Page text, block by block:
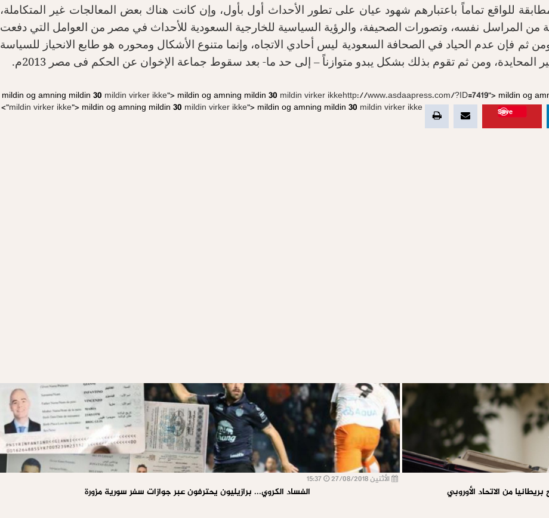
للواقع تماماً باعتبارهم شهود عيان على تطور الأحداث أول بأول، وإن كانت هناك بعض المعالجات غير المتكاملة،
من المراسل نفسه، وتصورات الصحيفة، والرؤية السياسية للخارجية السعودية للأحداث في مصر من العوامل التي دفعت
ثم فإن عدم الحياد في الصحافة السعودية ليس أحادي الاتجاه، وإنما متنوع الأشكال ومحوره هو طابع الانحياز للسياسة
المحايدة، ومن ثم تقوم بذلك بشكل يبدو متوازناً – إلى حد ما- بعد سقوط جماعة الإخوان عن الحكم فى مصر 2013م
.
mildin og amning mildin 30 mildin virker ikke"> mildin og amning mildin 30 mildin virker ikkehttp://www.asdaapress.com/?ID=7419"> mildin og
mildin virker ikke">
Save
mildin og amning mildin 30 mildin virker ikke"> mildin og amning mildin 30 mildin virker ikke">
من الاتحاد الأوروبي
الأثنين 27/08/2018
الفساد الكروي... برازيليون يحترفون عبر جوازات سفر سورية مزورة